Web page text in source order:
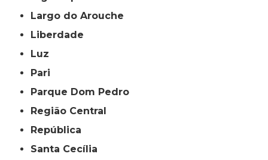
Largo do Arouche
Liberdade
Luz
Pari
Parque Dom Pedro
Região Central
República
Santa Cecília